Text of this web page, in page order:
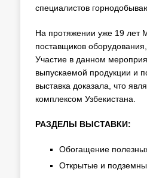
специалистов
На протяжении уже 19 лет
поставщиков
Участие в данном
выпускаемой продукции и
выставка доказала, что
комплексом Узбекистана.
РАЗДЕЛЫ ВЫСТАВКИ:
Обогащение
Открытые и